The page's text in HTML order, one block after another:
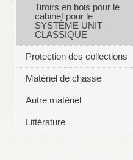
Tiroirs en bois pour le
cabinet pour le
SYSTÈME UNIT -
CLASSIQUE
Protection des collections
Matériel de chasse
Autre matériel
Littérature